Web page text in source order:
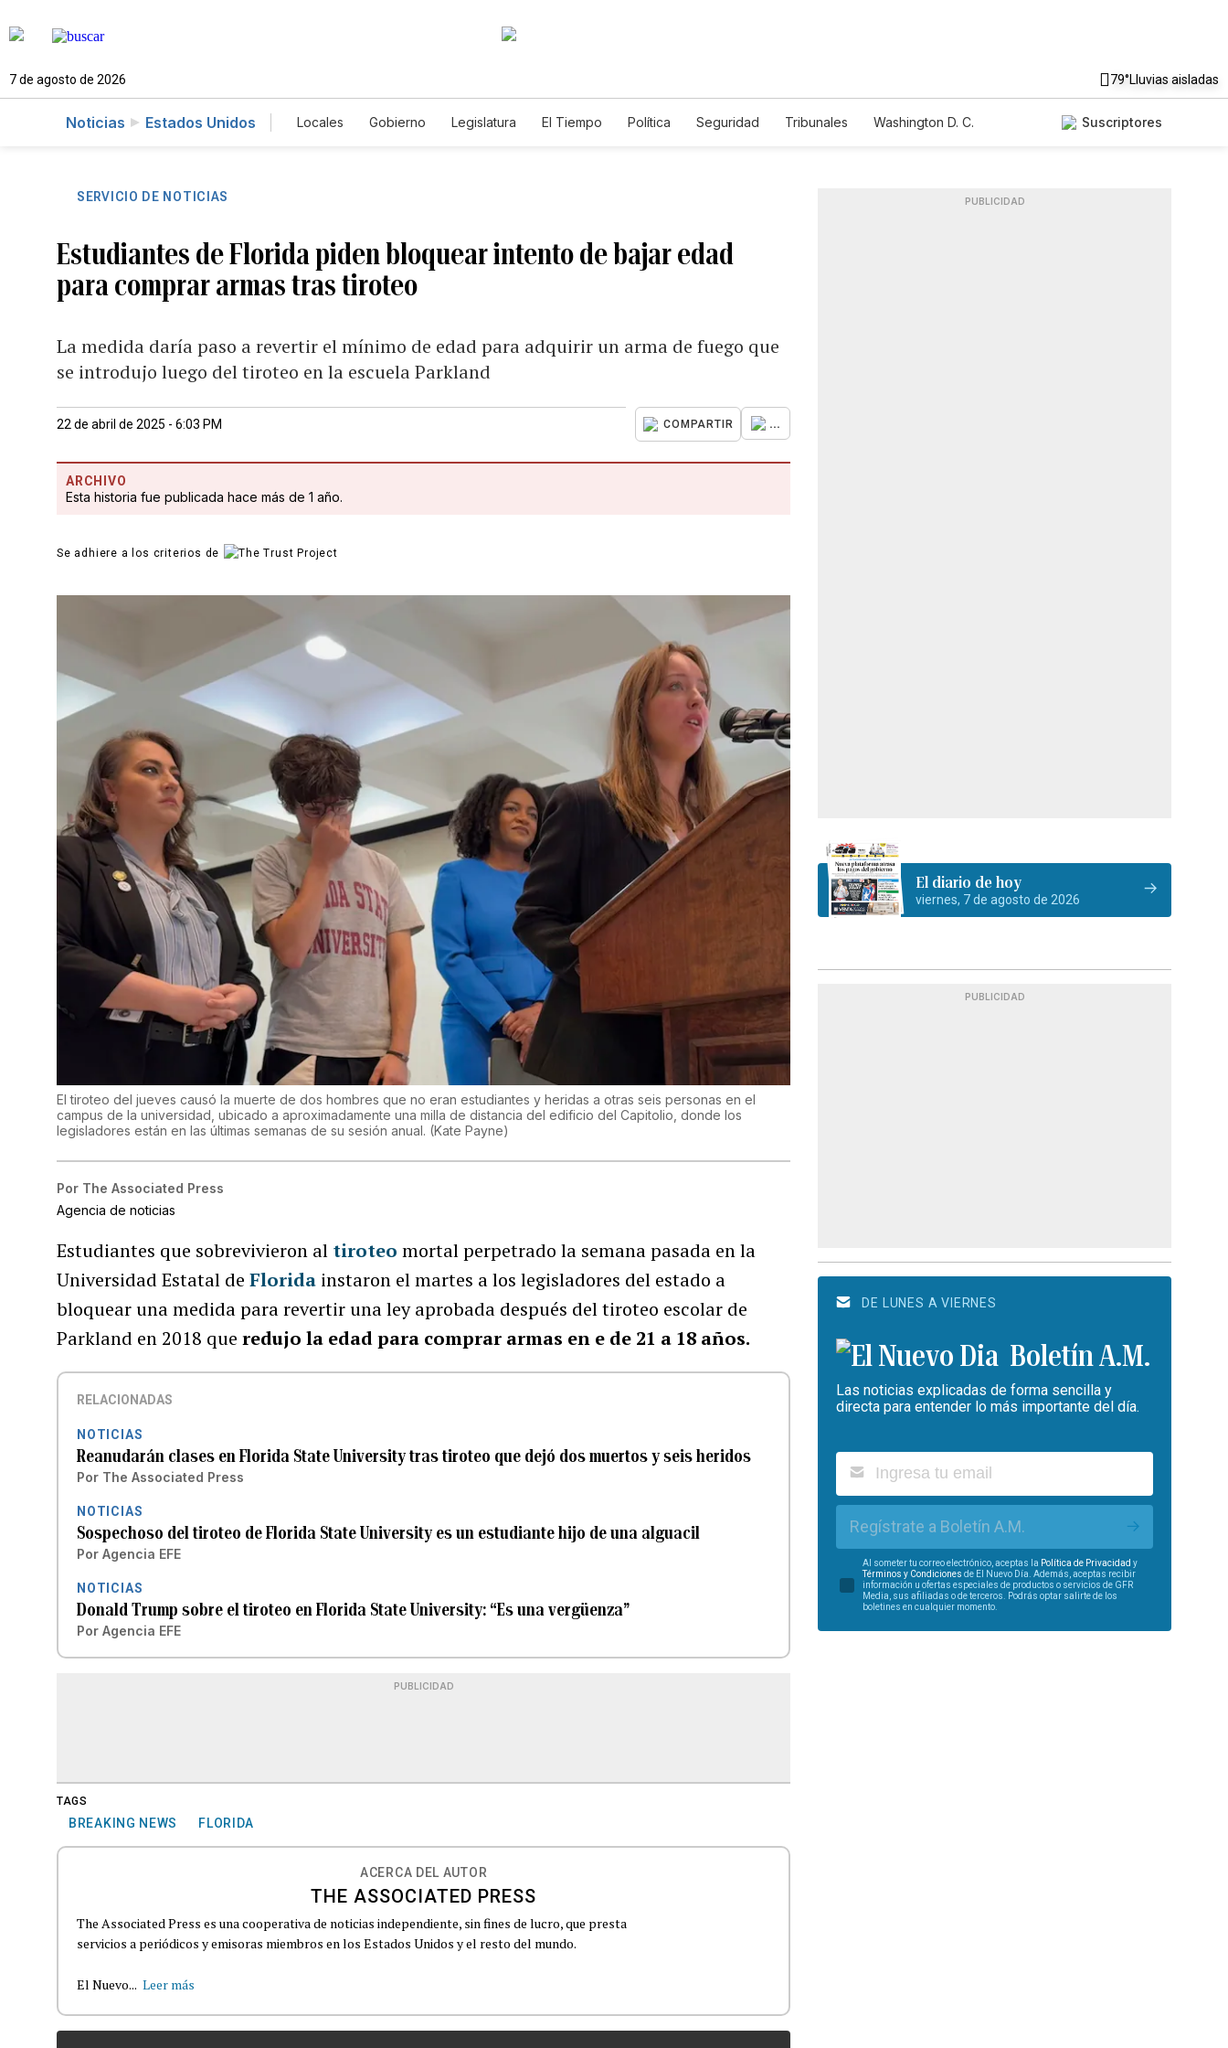
7 de agosto de 2026 79°Lluvias aisladas
Noticias Estados Unidos Locales Gobierno Legislatura El Tiempo Política Seguridad Tribunales
Washington D. C.
Suscriptores
SERVICIO DE NOTICIAS
Estudiantes de Florida piden bloquear intento de bajar edad
para comprar armas tras tiroteo
La medida daría paso a revertir el mínimo de edad para adquirir un arma de fuego que
se introdujo luego del tiroteo en la escuela Parkland
22 de abril de 2025 - 6:03 PM COMPARTIR ...
ARCHIVO
Esta historia fue publicada hace más de 1 año.
Se adhiere a los criterios de
El tiroteo del jueves causó la muerte de dos hombres que no eran estudiantes y heridas a otras seis personas en el
campus de la universidad, ubicado a aproximadamente una milla de distancia del edificio del Capitolio, donde los
legisladores están en las últimas semanas de su sesión anual. (Kate Payne)
Por The Associated Press
Agencia de noticias
Estudiantes que sobrevivieron al tiroteo mortal perpetrado la semana pasada en la
Universidad Estatal deFlorida instaron el martes a los legisladores del estado a
bloquear una medida para revertir una ley aprobada después del tiroteo escolar de
Parkland en 2018 queredujo la edad para comprar armas en e de 21 a 18 años.
RELACIONADAS
NOTICIAS
Reanudarán clases en Florida State University tras tiroteo que dejó dos muertos y seis heridos
Por The Associated Press
NOTICIAS
Sospechoso del tiroteo de Florida State University es un estudiante hijo de una alguacil
Por Agencia EFE
NOTICIAS
Donald Trump sobre el tiroteo en Florida State University: “Es una vergüenza”
Por Agencia EFE
PUBLICIDAD
TAGS
BREAKING NEWS FLORIDA
ACERCA DEL AUTOR
THE ASSOCIATED PRESS
The Associated Press es una cooperativa de noticias independiente, sin fines de lucro, que presta
servicios a periódicos y emisoras miembros en los Estados Unidos y el resto del mundo.
El Nuevo... Leer más
PUBLICIDAD
El diario de hoy
viernes, 7 de agosto de 2026
PUBLICIDAD
DE LUNES A VIERNES
Boletín A.M.
Las noticias explicadas de forma sencilla y
directa para entender lo más importante del día.
Regístrate a Boletín A.M.
Al someter tu correo electrónico, aceptas la Política de Privacidad y
Términos y Condiciones de El Nuevo Día. Además, aceptas recibir
información u ofertas especiales de productos o servicios de GFR
Media, sus afiliadas o de terceros. Podrás optar salirte de los
boletines en cualquier momento.